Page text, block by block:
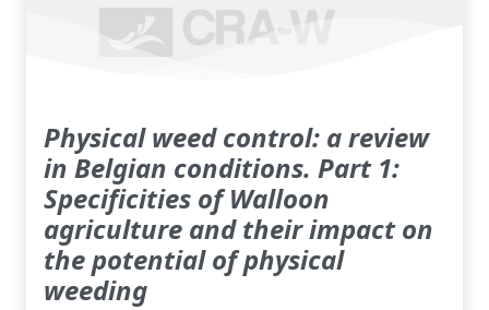
Physical weed control: a review
in Belgian conditions. Part 1:
Specificities of Walloon
agriculture and their impact on
the potential of physical
weeding